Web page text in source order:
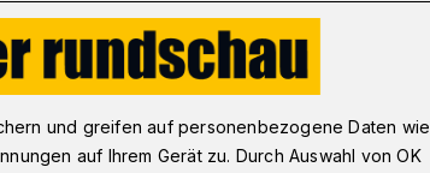
nach Wuppertal
und greifen auf personenbezogene Daten wie
auf Ihrem Gerät zu. Durch Auswahl von OK